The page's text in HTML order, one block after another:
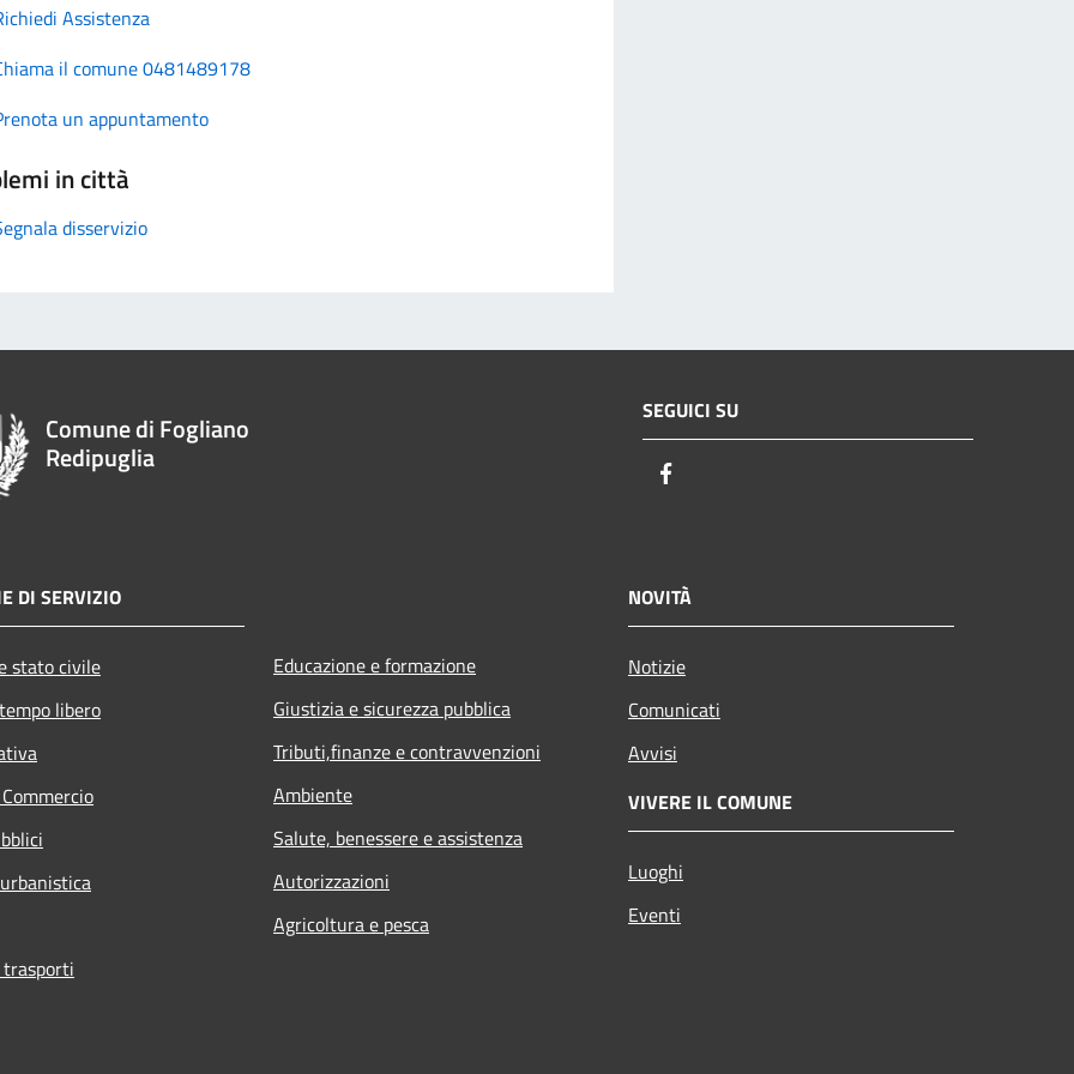
Assistenza
il comune 0481489178
un appuntamento
in città
disservizio
Comune di Fogliano
Redipuglia
SEGUICI SU
DI SERVIZIO
stato civile
libero
Educazione e formazione
Giustizia e sicurezza pubblica
Tributi,finanze e contravvenzioni
Ambiente
Salute, benessere e assistenza
Autorizzazioni
Agricoltura e pesca
NOVITÀ
Notizie
Comunicati
Avvisi
VIVERE IL COMUNE
Luoghi
Eventi